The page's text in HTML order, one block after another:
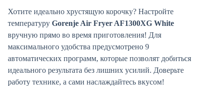
Хотите идеально хрустящую корочку? Настройте
температуру Gorenje Air Fryer AF1300XG White
вручную прямо во время приготовления! Для
максимального удобства предусмотрено 9
автоматических программ, которые позволят добиться
идеального результата без лишних усилий. Доверьте
работу технике, а сами наслаждайтесь вкусом!